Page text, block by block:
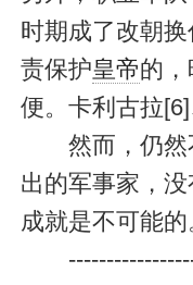
时期成了改朝
责保护皇帝的
便。卡利古拉[6]
然而，仍然
出的军事家，
成就是不可能的